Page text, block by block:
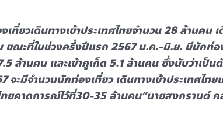
ที่ยวเดินทางเข้าประเทศไทยจำนวน 28 ล้านคน
ขณะที่ในช่วงครึ่งปีแรก 2567 ม.ค.-มิ.ย. มีนักท่อง
ล้านคน และเข้าภูเก็ต 5.1 ล้านคน ซึ่งนับว่าเป็น
จะมีจำนวนนักท่องเที่ยว เดินทางเข้าประเทศไทย
ทยคาดการณ์ไว้ที่30-35 ล้านคน”นายสงกรานต์ ก